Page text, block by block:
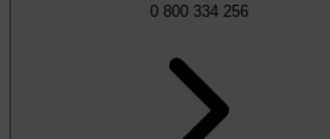
0 800 334 256